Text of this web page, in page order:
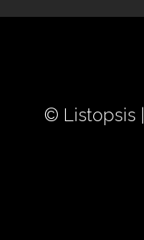
© Listopsis |